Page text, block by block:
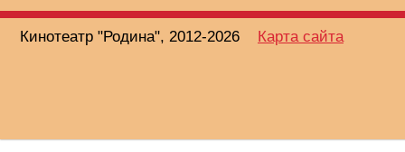
Кинотеатр "Родина", 2012-2026 Карта сайта